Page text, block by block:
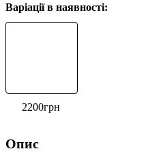
Варіації в наявності:
2200грн
Опис